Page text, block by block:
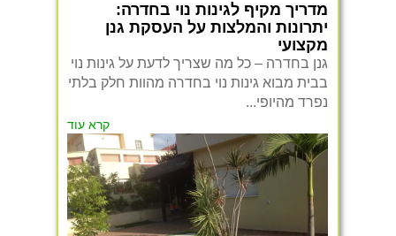
מדריך מקיף לגינות נוי בחדרה:
יתרונות והמלצות על העסקת גנן
מקצועי
גנן בחדרה – כל מה שצריך לדעת על גינות נוי
בבית מבוא גינות נוי בחדרה מהוות חלק בלתי
נפרד מהיופי...
קרא עוד